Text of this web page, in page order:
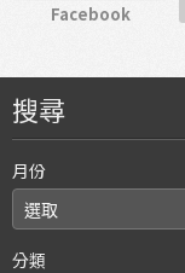
Facebook
搜尋
月份
分類